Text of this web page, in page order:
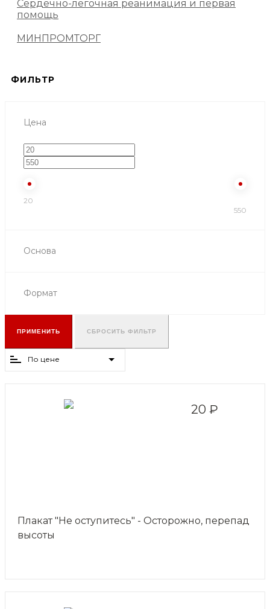
Сердечно-легочная реанимация и первая
помощь
МИНПРОМТОРГ
ФИЛЬТР
Цена
20
550
Основа
Формат
ПРИМЕНИТЬ СБРОСИТЬ ФИЛЬТР
По цене
20 ₽
Плакат "Не оступитесь" - Осторожно, перепад
высоты